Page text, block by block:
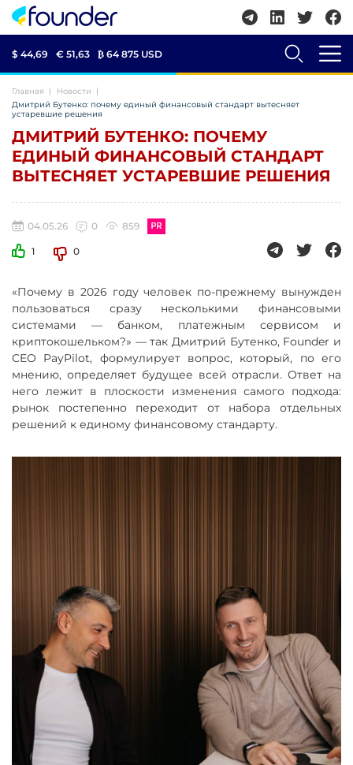
$ 44,69 € 51,63 ₿ 64 875 USD
Главная
Новости
Дмитрий Бутенко: почему единый финансовый стандарт вытесняет
устаревшие решения
ДМИТРИЙ БУТЕНКО: ПОЧЕМУ
ЕДИНЫЙ ФИНАНСОВЫЙ СТАНДАРТ
ВЫТЕСНЯЕТ УСТАРЕВШИЕ РЕШЕНИЯ
04.05.26 0 859
1 0
«Почему в 2026 году человек по-прежнему вынужден
пользоваться сразу несколькими финансовыми
системами — банком, платежным сервисом и
криптокошельком?» — так Дмитрий Бутенко, Founder и
CEO PayPilot, формулирует вопрос, который, по его
мнению, определяет будущее всей отрасли. Ответ на
него лежит в плоскости изменения самого подхода:
рынок постепенно переходит от набора отдельных
решений к единому финансовому стандарту.